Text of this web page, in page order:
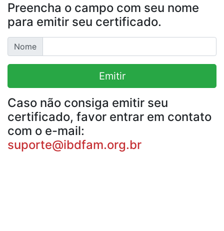
Preencha o campo com seu nome
para emitir seu certificado.
Nome
Emitir
Caso não consiga emitir seu
certificado, favor entrar em contato
com o e-mail:
suporte@ibdfam.org.br